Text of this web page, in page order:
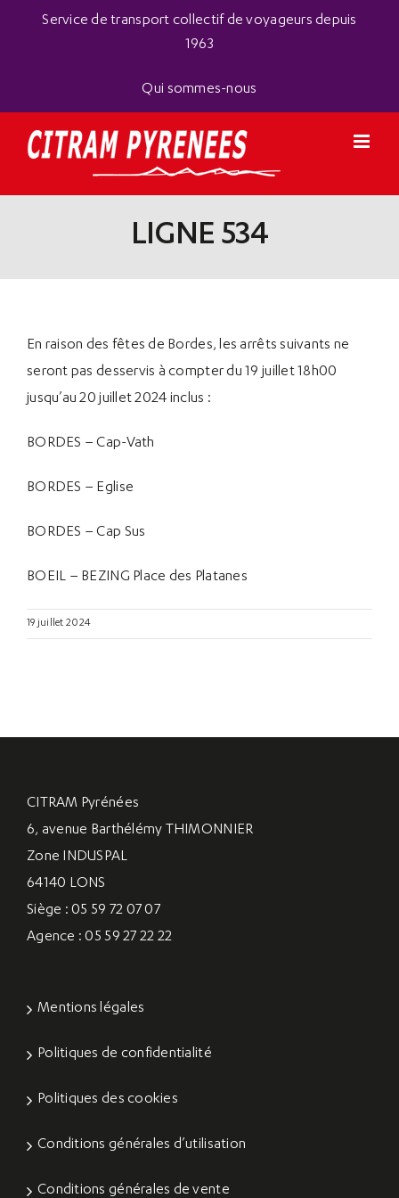
Service de transport collectif de voyageurs depuis
1963
Qui sommes-nous
LIGNE 534
En raison des fêtes de Bordes, les arrêts suivants ne
seront pas desservis à compter du 19 juillet 18h00
jusqu’au 20 juillet 2024 inclus :
BORDES – Cap-Vath
BORDES – Eglise
BORDES – Cap Sus
BOEIL – BEZING Place des Platanes
19 juillet 2024
CITRAM Pyrénées
6, avenue Barthélémy THIMONNIER
Zone INDUSPAL
64140 LONS
Siège : 05 59 72 07 07
Agence : 05 59 27 22 22
Mentions légales
Politiques de confidentialité
Politiques des cookies
Conditions générales d’utilisation
Conditions générales de vente
Panneau de gestion des cookies